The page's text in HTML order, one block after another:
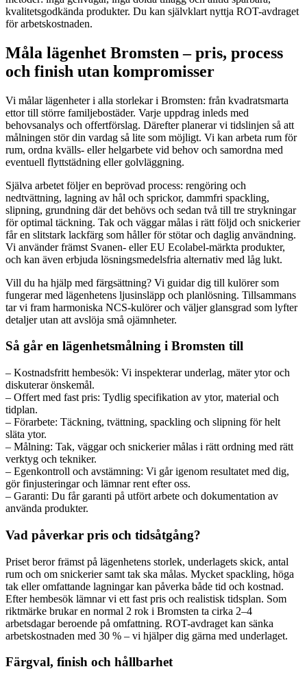
kvalitetsgodkända produkter. Du kan självklart nyttja ROT-avdraget
för arbetskostnaden.
Måla lägenhet Bromsten – pris, process
och finish utan kompromisser
Vi målar lägenheter i alla storlekar i Bromsten: från kvadratsmarta
ettor till större familjebostäder. Varje uppdrag inleds med
behovsanalys och offertförslag. Därefter planerar vi tidslinjen så att
målningen stör din vardag så lite som möjligt. Vi kan arbeta rum för
rum, ordna kvälls- eller helgarbete vid behov och samordna med
eventuell flyttstädning eller golvläggning.
Själva arbetet följer en beprövad process: rengöring och
nedtvättning, lagning av hål och sprickor, dammfri spackling,
slipning, grundning där det behövs och sedan två till tre strykningar
för optimal täckning. Tak och väggar målas i rätt följd och snickerier
får en slitstark lackfärg som håller för stötar och daglig användning.
Vi använder främst Svanen- eller EU Ecolabel-märkta produkter,
och kan även erbjuda lösningsmedelsfria alternativ med låg lukt.
Vill du ha hjälp med färgsättning? Vi guidar dig till kulörer som
fungerar med lägenhetens ljusinsläpp och planlösning. Tillsammans
tar vi fram harmoniska NCS-kulörer och väljer glansgrad som lyfter
detaljer utan att avslöja små ojämnheter.
Så går en lägenhetsmålning i Bromsten till
– Kostnadsfritt hembesök: Vi inspekterar underlag, mäter ytor och
diskuterar önskemål.
– Offert med fast pris: Tydlig specifikation av ytor, material och
tidplan.
– Förarbete: Täckning, tvättning, spackling och slipning för helt
släta ytor.
– Målning: Tak, väggar och snickerier målas i rätt ordning med rätt
verktyg och tekniker.
– Egenkontroll och avstämning: Vi går igenom resultatet med dig,
gör finjusteringar och lämnar rent efter oss.
– Garanti: Du får garanti på utfört arbete och dokumentation av
använda produkter.
Vad påverkar pris och tidsåtgång?
Priset beror främst på lägenhetens storlek, underlagets skick, antal
rum och om snickerier samt tak ska målas. Mycket spackling, höga
tak eller omfattande lagningar kan påverka både tid och kostnad.
Efter hembesök lämnar vi ett fast pris och realistisk tidsplan. Som
riktmärke brukar en normal 2 rok i Bromsten ta cirka 2–4
arbetsdagar beroende på omfattning. ROT-avdraget kan sänka
arbetskostnaden med 30 % – vi hjälper dig gärna med underlaget.
Färgval, finish och hållbarhet